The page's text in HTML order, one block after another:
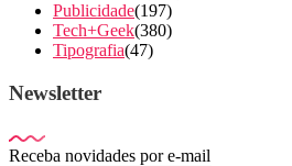
Publicidade(197)
Tech+Geek(380)
Tipografia(47)
Newsletter
Receba novidades por e-mail